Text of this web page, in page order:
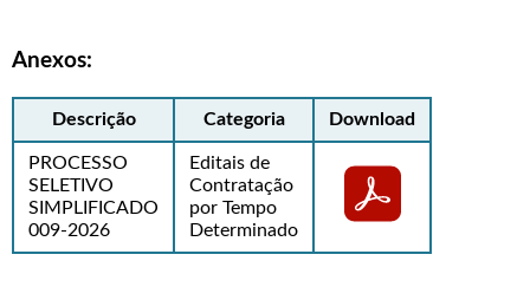
Anexos:
Descrição Categoria Download
PROCESSO
SELETIVO
SIMPLIFICADO
009-2026
Editais de
Contratação
por Tempo
Determinado